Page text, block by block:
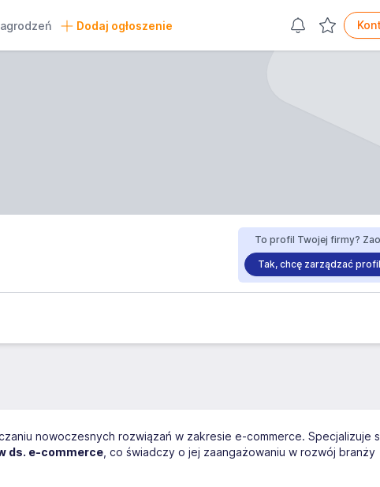
Dodaj ogłoszenie
To profil Twojej firmy?
Tak, chcę zarządzać
nowoczesnych rozwiązań w zakresie e-commerce. Specjalizuje
ds. e-commerce , co świadczy o jej zaangażowaniu w rozwój branży